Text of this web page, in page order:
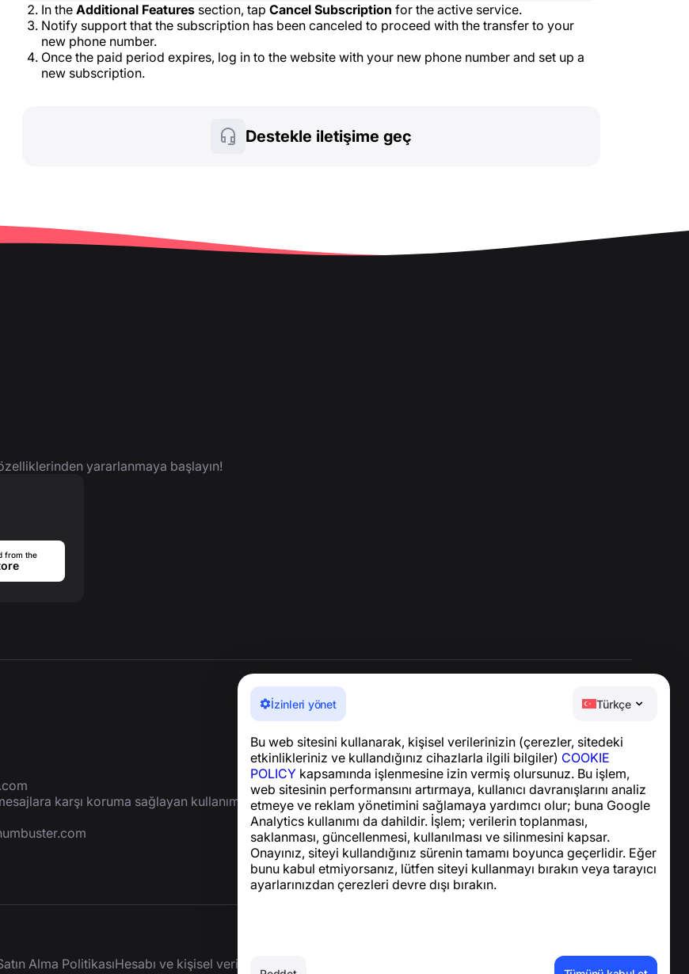
İzinleri yönet Türkçe
Bu web sitesini kullanarak, kişisel verilerinizin (çerezler, sitedeki
etkinlikleriniz ve kullandığınız cihazlarla ilgili bilgiler) COOKIE
POLICY kapsamında işlenmesine izin vermiş olursunuz. Bu işlem,
web sitesinin performansını artırmaya, kullanıcı davranışlarını analiz
etmeye ve reklam yönetimini sağlamaya yardımcı olur; buna Google
Analytics kullanımı da dahildir. İşlem; verilerin toplanması,
saklanması, güncellenmesi, kullanılması ve silinmesini kapsar.
Onayınız, siteyi kullandığınız sürenin tamamı boyunca geçerlidir. Eğer
bunu kabul etmiyorsanız, lütfen siteyi kullanmayı bırakın veya tarayıcı
ayarlarınızdan çerezleri devre dışı bırakın.
In the Additional Features section, tap Cancel Subscription for the active service.
Notify support that the subscription has been canceled to proceed with the transfer to your
new phone number.
Once the paid period expires, log in to the website with your new phone number and set up a
new subscription.
Destekle iletişime geç
yararlanmaya başlayın!
from the
karşı koruma sağlayan kullanımı
Haberler ve Makaleler
Proje hakkında
İletişim
Alma PolitikasıHesabı ve kişisel verileri silin